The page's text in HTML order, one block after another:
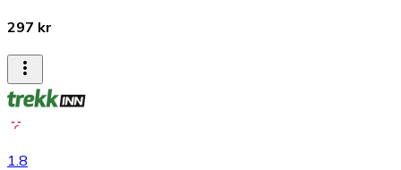
297 kr
1.8